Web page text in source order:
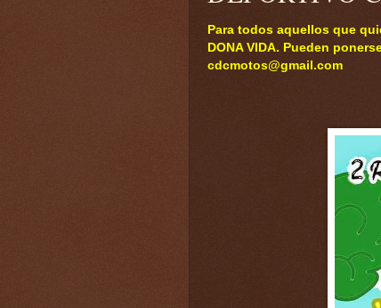
Para todos aquellos que
DONA VIDA. Pueden
cdcmotos@gmail.com